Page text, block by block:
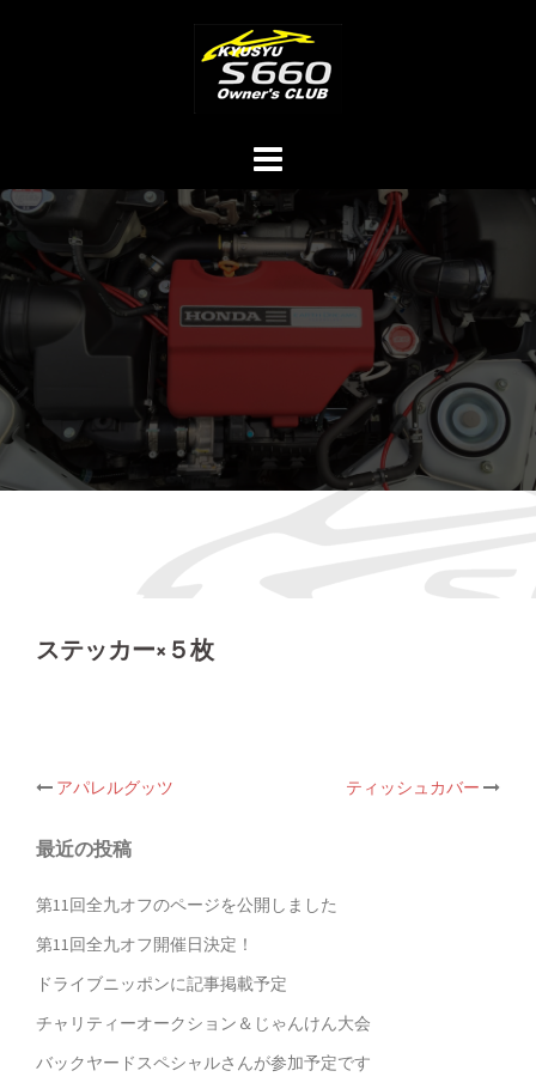
キ
ッ
プ
ステッカー×５枚
投
ビ
ー
シ
ョ
ン
アパレルグッツ ティッシュカバー
最近の投稿
第11回全九オフのページを公開しました
第11回全九オフ開催日決定！
ドライブニッポンに記事掲載予定
チャリティーオークション＆じゃんけん大会
バックヤードスペシャルさんが参加予定です